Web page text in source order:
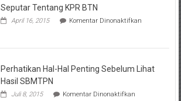
Seputar Tentang KPR BTN
April 16, 2015 Komentar Dinonaktifkanpada
Perhatikan Hal-Hal Penting Sebelum Lihat
Hasil SBMTPN
Juli 8, 2015 Komentar Dinonaktifkanpada